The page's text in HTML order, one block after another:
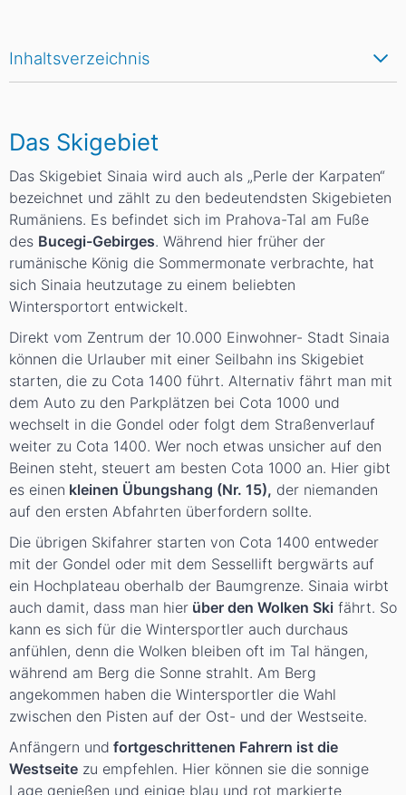
Inhaltsverzeichnis
Das Skigebiet
Das Skigebiet Sinaia wird auch als „Perle der Karpaten“
bezeichnet und zählt zu den bedeutendsten Skigebieten
Rumäniens. Es befindet sich im Prahova-Tal am Fuße
des Bucegi-Gebirges. Während hier früher der
rumänische König die Sommermonate verbrachte, hat
sich Sinaia heutzutage zu einem beliebten
Wintersportort entwickelt.
Direkt vom Zentrum der 10.000 Einwohner- Stadt Sinaia
können die Urlauber mit einer Seilbahn ins Skigebiet
starten, die zu Cota 1400 führt. Alternativ fährt man mit
dem Auto zu den Parkplätzen bei Cota 1000 und
wechselt in die Gondel oder folgt dem Straßenverlauf
weiter zu Cota 1400. Wer noch etwas unsicher auf den
Beinen steht, steuert am besten Cota 1000 an. Hier gibt
es einen kleinen Übungshang (Nr. 15), der niemanden
auf den ersten Abfahrten überfordern sollte.
Die übrigen Skifahrer starten von Cota 1400 entweder
mit der Gondel oder mit dem Sessellift bergwärts auf
ein Hochplateau oberhalb der Baumgrenze. Sinaia wirbt
auch damit, dass man hier über den Wolken Ski fährt. So
kann es sich für die Wintersportler auch durchaus
anfühlen, denn die Wolken bleiben oft im Tal hängen,
während am Berg die Sonne strahlt. Am Berg
angekommen haben die Wintersportler die Wahl
zwischen den Pisten auf der Ost- und der Westseite.
Anfängern und fortgeschrittenen Fahrern ist die
Westseite zu empfehlen. Hier können sie die sonnige
Lage genießen und einige blau und rot markierte